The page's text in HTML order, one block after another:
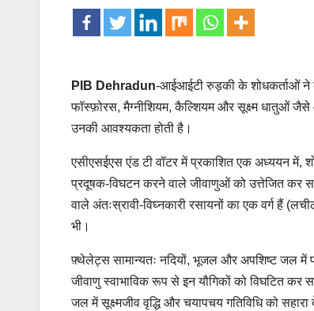
PIB Dehradun-आईआईटी रुड़की के शोधकर्ताओं ने
फॉस्फ़ोरस, मैग्नीशियम, कैल्शियम और सूक्ष्म धातुओं
उनकी आवश्यकता होती है।
एसीएसईएस एंड टी वॉटर में प्रकाशित एक अध्ययन में,
प्रदूषक-विघटन करने वाले जीवाणुओं को उत्तेजित कर
वाले अंतःस्रावी-विघ्नकारी रसायनों का एक वर्ग हैं
भी।
फ़्थेलेट्स सामान्यतः नदियों, भूजल और अपशिष्ट जल में
जीवाणु स्वाभाविक रूप से इन यौगिकों को विघटित कर
जल में सूक्ष्मजीव वृद्धि और चयापचय गतिविधि को